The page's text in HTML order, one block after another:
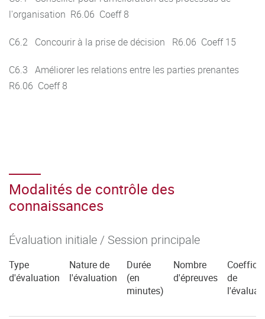
l'organisation R6.06 Coeff 8
C6.2 Concourir à la prise de décision R6.06 Coeff 15
C6.3 Améliorer les relations entre les parties prenantes
R6.06 Coeff 8
Modalités de contrôle des
connaissances
Évaluation initiale / Session principale
Type
d'évaluation
Nature de
l'évaluation
Durée
(en
minutes)
Nombre
d'épreuves
de